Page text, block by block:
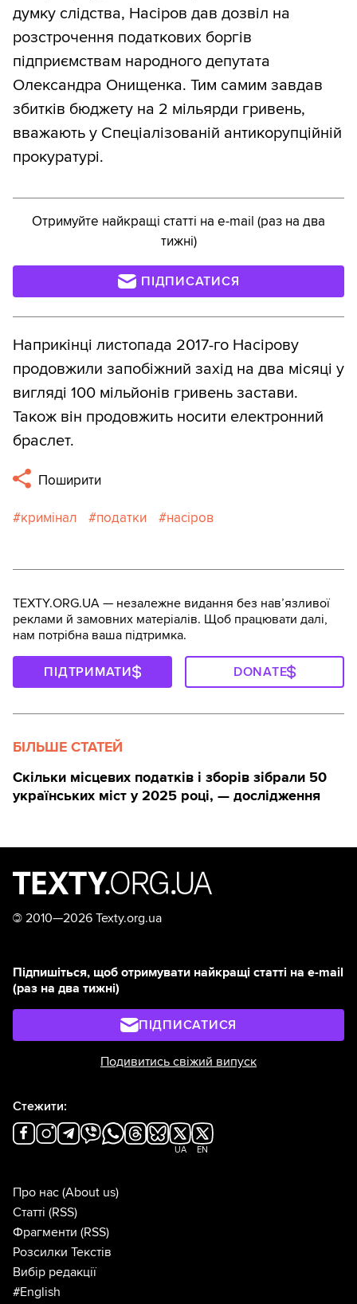
думку слідства, Насіров дав дозвіл на
розстрочення податкових боргів
підприємствам народного депутата
Олександра Онищенка. Тим самим завдав
збитків бюджету на 2 мільярди гривень,
вважають у Спеціалізованій антикорупційній
прокуратурі.
Отримуйте найкращі статті на e-mail (раз на два
тижні)
ПІДПИСАТИСЯ
Наприкінці листопада 2017-го Насірову
продовжили запобіжний захід на два місяці у
вигляді 100 мільйонів гривень застави.
Також він продовжить носити електронний
браслет.
Поширити
кримінал податки насіров
TEXTY.ORG.UA — незалежне видання без навʼязливої
реклами й замовних матеріалів. Щоб працювати далі,
нам потрібна ваша підтримка.
ПІДТРИМАТИ DONATE
БІЛЬШЕ СТАТЕЙ
Скільки місцевих податків і зборів зібрали 50
українських міст у 2025 році, — дослідження
© 2010—2026 Texty.org.ua
Підпишіться, щоб отримувати найкращі статті на e-mail
(раз на два тижні)
ПІДПИСАТИСЯ
Подивитись свіжий випуск
Стежити:
UA EN
Про нас (About us)
Статті (RSS)
Фрагменти (RSS)
Розсилки Текстів
Вибір редакції
#English